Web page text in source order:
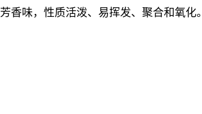
香味，性质活泼、易挥发、聚合和氧化。